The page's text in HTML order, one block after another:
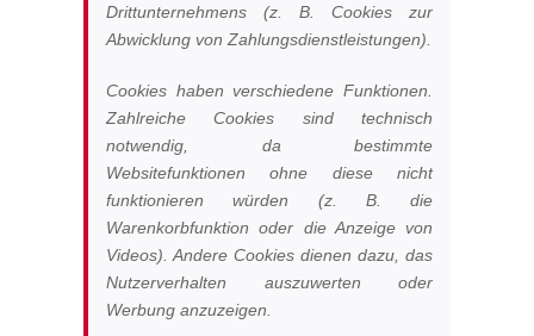
Drittunternehmens (z. B. Cookies zur
Abwicklung von Zahlungsdienstleistungen).
Cookies haben verschiedene Funktionen.
Zahlreiche Cookies sind technisch
notwendig, da bestimmte
Websitefunktionen ohne diese nicht
funktionieren würden (z. B. die
Warenkorbfunktion oder die Anzeige von
Videos). Andere Cookies dienen dazu, das
Nutzerverhalten auszuwerten oder
Werbung anzuzeigen.